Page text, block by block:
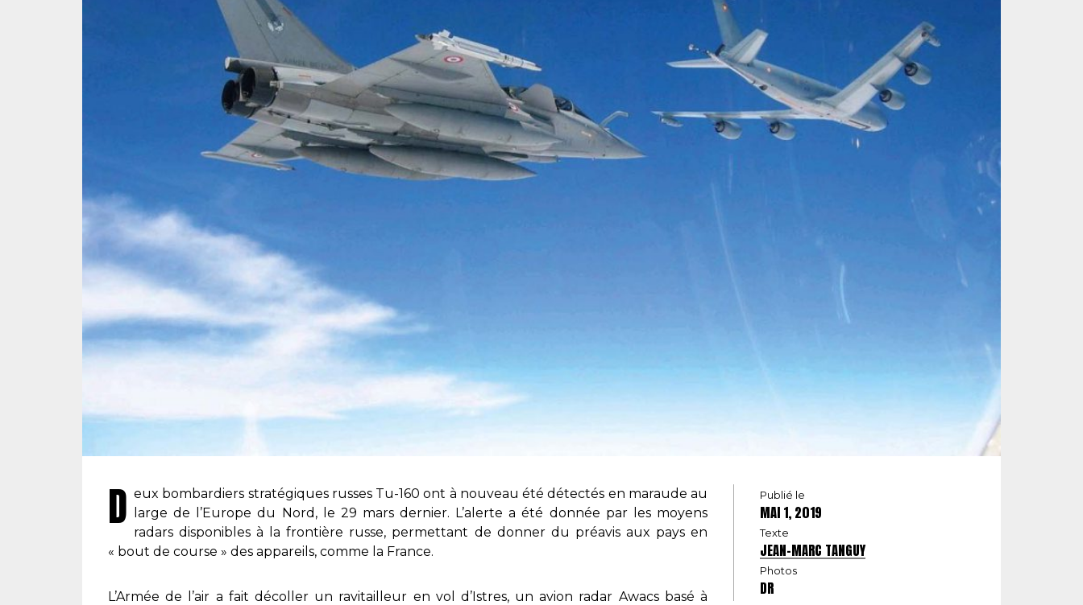
D eux bombardiers stratégiques russes Tu-160 ont à nouveau été détectés en maraude au
large de l’Europe du Nord, le 29 mars dernier. L’alerte a été donnée par les moyens
radars disponibles à la frontière russe, permettant de donner du préavis aux pays en
« bout de course » des appareils, comme la France.
L’Armée de l’air a fait décoller un ravitailleur en vol d’Istres, un avion radar Awacs basé à
Publié le
MAI 1, 2019
Texte
JEAN-MARC TANGUY
Photos
DR